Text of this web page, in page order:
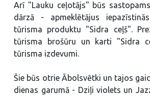
Arī "Lauku ceļotājs" būs
dārzā - apmeklētājus
tūrisma produktu "Sidra ceļš".
tūrisma brošūru un karti "Sidra
tūrisma izdevumi.
Šie būs otrie Ābolsvētki un tajos
dienas garumā - Dziļi violets un